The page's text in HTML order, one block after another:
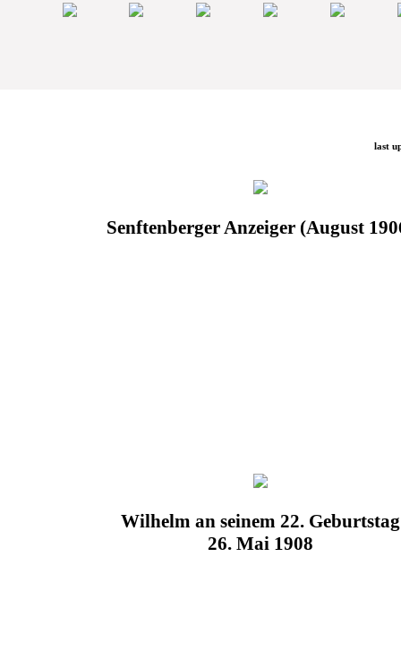
last
Senftenberger Anzeiger (August
Wilhelm an seinem 22. Geburtstag
26. Mai 1908